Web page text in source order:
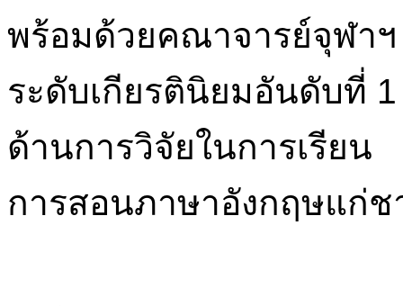
พร้อมด้วยคณาจารย์จุฬาฯ
ระดับเกียรตินิยมอันดับที่
ด้านการวิจัยในการเรียน
การสอนภาษาอังกฤษแก่ช